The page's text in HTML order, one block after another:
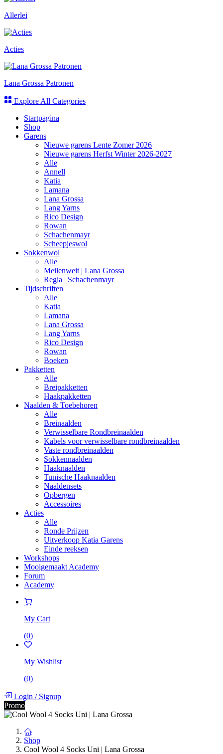
Allerlei
Acties
Lana Grossa Patronen
Explore All Categories
Startpagina
Shop
Garens
Nieuwe garens Lente Zomer 2026
Nieuwe garens Herfst Winter 2026-2027
Alle
Annell
Katia
Lamana
Lana Grossa
Lang Yarns
Rico Design
Rowan
Schachenmayr
Scheepjeswol
Sokkenwol
Alle
Meilenweit | Lana Grossa
Regia | Schachenmayr
Tijdschriften
Alle
Katia
Lamana
Lana Grossa
Lang Yarns
Rico Design
Rowan
Boeken
Pakketten
Alle
Breipakketten
Haakpakketten
Naalden & Toebehoren
Alle
Breinaalden
Verwisselbare Rondbreinaalden
Kabels voor verwisselbare rondbreinaalden
Vaste rondbreinaalden
Sokkennaalden
Haaknaalden
Tunische Haaknaalden
Naaldensets
Opbergen
Accessoires
Acties
Alle
Ronde Prijzen
Uitverkoop Katia Garens
Einde reeksen
Workshops
Mooigemaakt Academy
Forum
Academy
My Cart
(0)
My Wishlist
(0)
Login /Signup
Promo
Shop
Cool Wool 4 Socks Uni | Lana Grossa